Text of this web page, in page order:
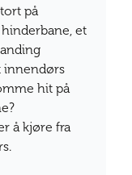
på
et
innendørs
hit på
å kjøre fra